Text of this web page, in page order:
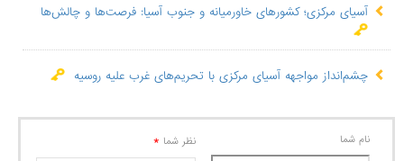
آسیای مرکزی؛ کشورهای خاورمیانه و جنوب آسیا: فرصت‌ها و چالش‌ها
چشم‌انداز مواجهه آسیای مرکزی با تحریم‌های غرب علیه روسیه
نام شما نظر شما *